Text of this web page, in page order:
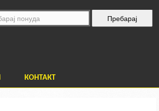
КОНТАКТ